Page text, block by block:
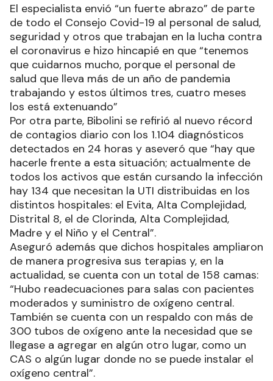
El especialista envió “un fuerte abrazo” de parte
de todo el Consejo Covid-19 al personal de salud,
seguridad y otros que trabajan en la lucha contra
el coronavirus e hizo hincapié en que “tenemos
que cuidarnos mucho, porque el personal de
salud que lleva más de un año de pandemia
trabajando y estos últimos tres, cuatro meses
los está extenuando”
Por otra parte, Bibolini se refirió al nuevo récord
de contagios diario con los 1.104 diagnósticos
detectados en 24 horas y aseveró que “hay que
hacerle frente a esta situación; actualmente de
todos los activos que están cursando la infección
hay 134 que necesitan la UTI distribuidas en los
distintos hospitales: el Evita, Alta Complejidad,
Distrital 8, el de Clorinda, Alta Complejidad,
Madre y el Niño y el Central”.
Aseguró además que dichos hospitales ampliaron
de manera progresiva sus terapias y, en la
actualidad, se cuenta con un total de 158 camas:
“Hubo readecuaciones para salas con pacientes
moderados y suministro de oxígeno central.
También se cuenta con un respaldo con más de
300 tubos de oxígeno ante la necesidad que se
llegase a agregar en algún otro lugar, como un
CAS o algún lugar donde no se puede instalar el
oxígeno central”.